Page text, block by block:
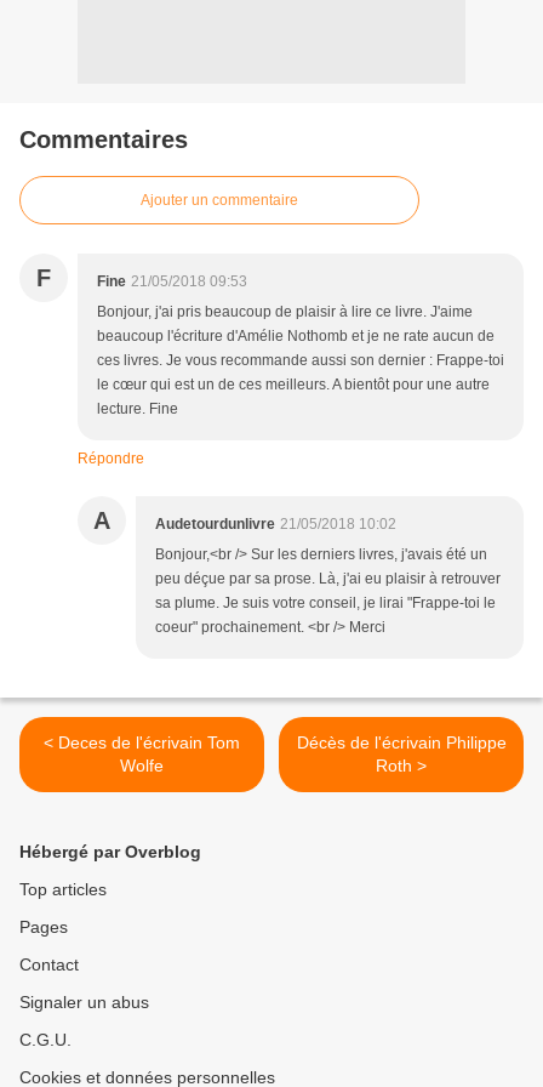
Commentaires
Ajouter un commentaire
F Fine 21/05/2018 09:53
Bonjour, j'ai pris beaucoup de plaisir à lire ce livre. J'aime
beaucoup l'écriture d'Amélie Nothomb et je ne rate aucun de
ces livres. Je vous recommande aussi son dernier : Frappe-toi
le cœur qui est un de ces meilleurs. A bientôt pour une autre
lecture. Fine
Répondre
A Audetourdunlivre 21/05/2018 10:02
Bonjour,<br /> Sur les derniers livres, j'avais été un
peu déçue par sa prose. Là, j'ai eu plaisir à retrouver
sa plume. Je suis votre conseil, je lirai "Frappe-toi le
coeur" prochainement. <br /> Merci
< Deces de l'écrivain Tom
Wolfe
Décès de l'écrivain Philippe
Roth >
Hébergé par Overblog
Top articles
Pages
Contact
Signaler un abus
C.G.U.
Cookies et données personnelles